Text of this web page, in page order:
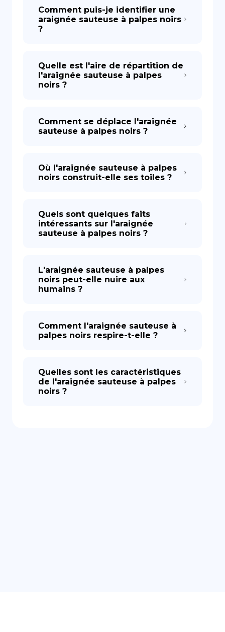
Comment puis-je identifier une
araignée sauteuse à palpes noirs
?
Quelle est l'aire de répartition de
l'araignée sauteuse à palpes
noirs ?
Comment se déplace l'araignée
sauteuse à palpes noirs ?
Où l'araignée sauteuse à palpes
noirs construit-elle ses toiles ?
Quels sont quelques faits
intéressants sur l'araignée
sauteuse à palpes noirs ?
L'araignée sauteuse à palpes
noirs peut-elle nuire aux
humains ?
Comment l'araignée sauteuse à
palpes noirs respire-t-elle ?
Quelles sont les caractéristiques
de l'araignée sauteuse à palpes
noirs ?